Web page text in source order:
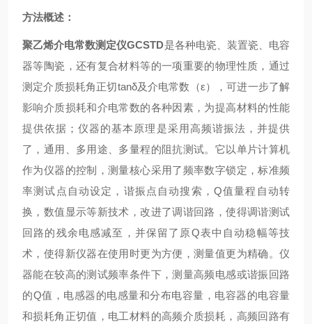
方法概述：
聚乙烯介电常数测定仪GCSTD是各种电瓷、装置瓷、电容
器等陶瓷，还有复合材料等的一项重要的物理性质，通过
测定介质损耗角正切tanδ及介电常数（ε），可进一步了解
影响介质损耗和介电常数的各种因素，为提高材料的性能
提供依据；仪器的基本原理是采用高频谐振法，并提供
了，通用、多用途、多量程的阻抗测试。它以单片计算机
作为仪器的控制，测量核心采用了频率数字锁定，标准频
率测试点自动设定，谐振点自动搜索，Q值量程自动转
换，数值显示等新技术，改进了调谐回路，使得调谐测试
回路的残余电感减至，并保留了原Q表中自动稳幅等技
术，使得新仪器在使用时更为方便，测量值更为精确。仪
器能在较高的测试频率条件下，测量高频电感或谐振回路
的Q值，电感器的电感量和分布电容量，电容器的电容量
和损耗角正切值，电工材料的高频介质损耗，高频回路有